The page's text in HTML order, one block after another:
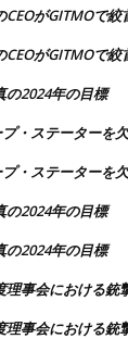
CEOがGITMOで
CEOがGITMOで
の2024年の目標
プ・ステーターを
プ・ステーターを
の2024年の目標
の2024年の目標
理事会における銃
理事会における銃